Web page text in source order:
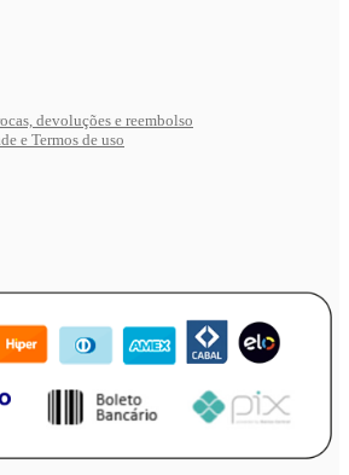
devoluções e reembolso
e Termos de uso